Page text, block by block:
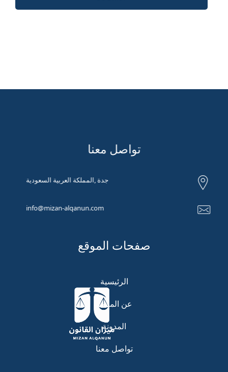
تواصل معنا
جدة ,المملكة العربية السعودية
info@mizan-alqanun.com
صفحات الموقع
الرئيسية
عن المنصة
المدونة
تواصل معنا